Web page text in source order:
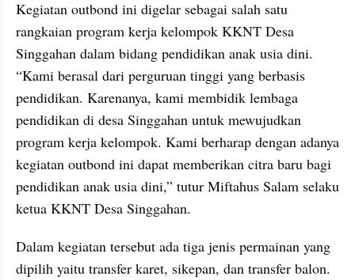
Kegiatan outbond ini digelar sebagai salah satu
rangkaian program kerja kelompok KKNT Desa
Singgahan dalam bidang pendidikan anak usia dini.
“Kami berasal dari perguruan tinggi yang berbasis
pendidikan. Karenanya, kami membidik lembaga
pendidikan di desa Singgahan untuk mewujudkan
program kerja kelompok. Kami berharap dengan adanya
kegiatan outbond ini dapat memberikan citra baru bagi
pendidikan anak usia dini,” tutur Miftahus Salam selaku
ketua KKNT Desa Singgahan.
Dalam kegiatan tersebut ada tiga jenis permainan yang
dipilih yaitu transfer karet, sikepan, dan transfer balon.